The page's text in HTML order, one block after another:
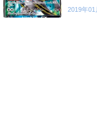
2019年01